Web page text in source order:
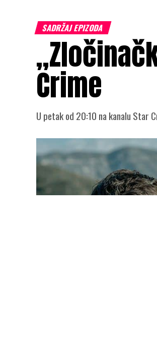
SADRŽAJ EPIZODA
Crime
U petak od 20:10 na kanalu Star